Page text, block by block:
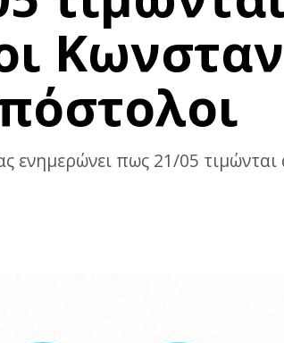
πως 21/05 τιμώνται